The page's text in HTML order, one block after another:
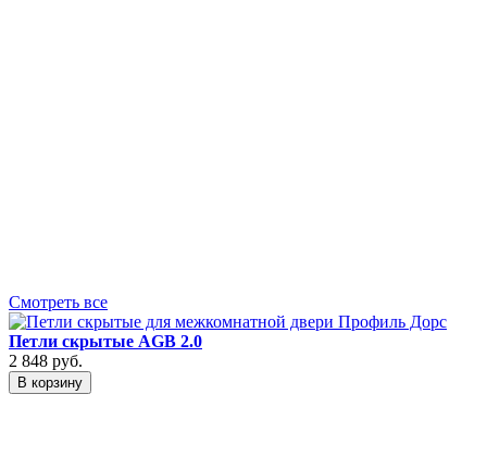
Смотреть все
Петли скрытые AGB 2.0
2 848 руб.
В корзину